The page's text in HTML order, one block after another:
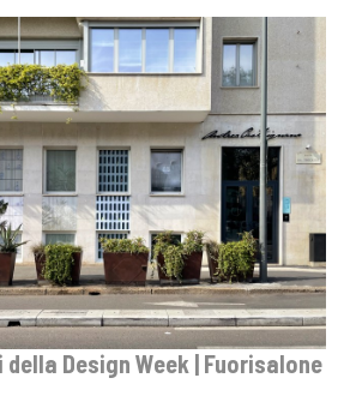
Design Week | Fuorisalone